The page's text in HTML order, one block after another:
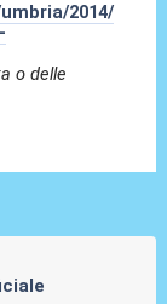
2014/
o delle